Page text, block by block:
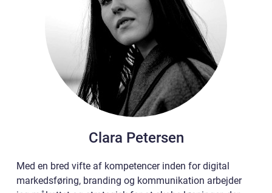
Clara Petersen
Med en bred vifte af kompetencer inden for digital
markedsføring, branding og kommunikation arbejder